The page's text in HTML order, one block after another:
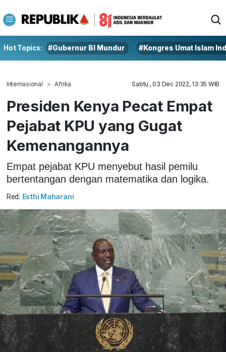
Hot Topics: #Gubernur BI Mundur #Kongres Umat Islam
Internasional Afrika Sabtu , 03 Dec 2022, 13:35 WIB
Presiden Kenya Pecat Empat
Pejabat KPU yang Gugat
Kemenangannya
Empat pejabat KPU menyebut hasil pemilu
bertentangan dengan matematika dan logika.
Red: Esthi Maharani